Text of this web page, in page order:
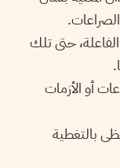
الصراعات.
حتى تلك
أو الأزمات
بالتغطية